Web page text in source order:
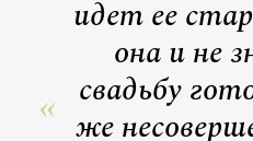
идет ее
она и не
свадьбу
же